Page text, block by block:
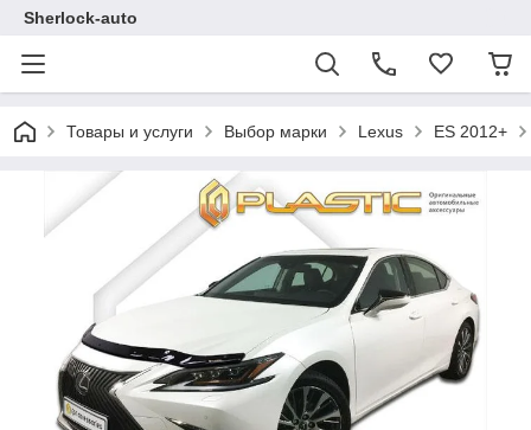
Sherlock-auto
Товары и услуги Выбор марки Lexus ES 2012+